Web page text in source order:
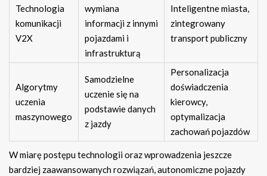
Technologia
komunikacji
V2X
wymiana
informacji z innymi
pojazdami i
infrastrukturą
Inteligentne miasta,
zintegrowany
transport publiczny
Algorytmy
uczenia
maszynowego
Samodzielne
uczenie się na
podstawie danych
z jazdy
Personalizacja
doświadczenia
kierowcy,
optymalizacja
zachowań pojazdów
W miarę postępu technologii oraz wprowadzenia jeszcze
bardziej zaawansowanych rozwiązań, autonomiczne pojazdy